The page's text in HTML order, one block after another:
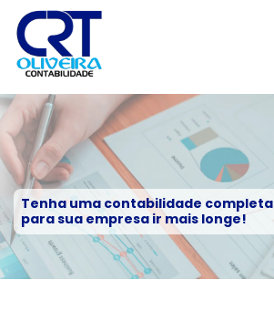
Tenha uma contabilidade completa
para sua empresa ir mais longe!